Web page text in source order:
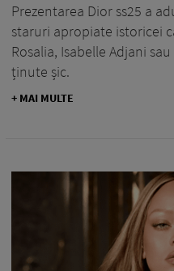
Prezentarea Dior ss25 a
staruri apropiate istoricei
Rosalia, Isabelle Adjani
ținute șic.
+ MAI MULTE